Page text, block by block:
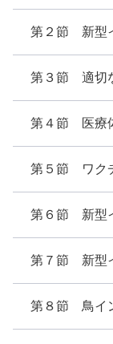
第２節 新型
第３節 適切
第４節 医療
第５節 ワク
第６節 新型
第７節 新型
第８節 鳥イ